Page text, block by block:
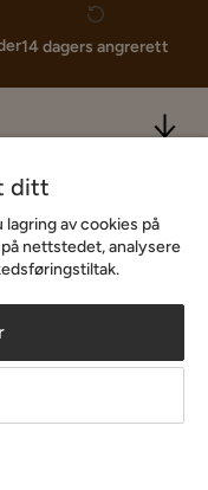
14 dagers angrerett
ditt
lagring av cookies på
nettstedet, analysere